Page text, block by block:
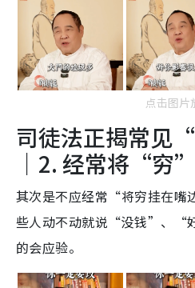
点击图片
司徒法正揭常见
｜2. 经常将“穷
其次是不应经常“将穷挂在嘴
些人动不动就说“没钱”、“
的会应验。